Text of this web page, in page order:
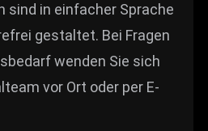
sind in einfacher Sprache
gestaltet. Bei Fragen
wenden Sie sich
vor Ort oder per E-